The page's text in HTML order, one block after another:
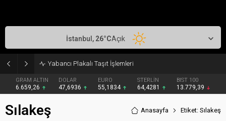
Yabancı Plakalı Taşıt İşlemleri
GRAM ALTIN
6.659,26
DOLAR
47,6936
EURO
55,1834
STERLİN
64,4281
BIST 100
13.779,39
İstanbul, 26°CAçık
Sılakeş Anasayfa Etiket: Sılakeş